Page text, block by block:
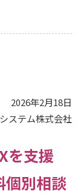
2026年2月18日
ステム株式会社
を支援
個別相談